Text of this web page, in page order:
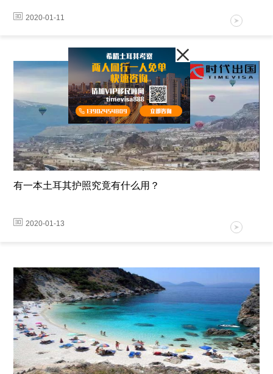
2020-01-11
有一本土耳其护照究竟有什么用？
2020-01-13